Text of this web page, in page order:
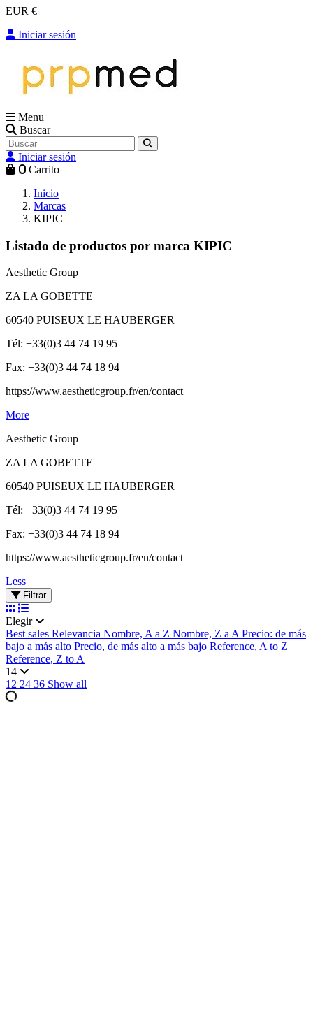
EUR €
Iniciar sesión
Menu
Buscar
Iniciar sesión
0 Carrito
Inicio
Marcas
KIPIC
Listado de productos por marca KIPIC
Aesthetic Group
ZA LA GOBETTE
60540 PUISEUX LE HAUBERGER
Tél: +33(0)3 44 74 19 95
Fax: +33(0)3 44 74 18 94
https://www.aestheticgroup.fr/en/contact
More
Aesthetic Group
ZA LA GOBETTE
60540 PUISEUX LE HAUBERGER
Tél: +33(0)3 44 74 19 95
Fax: +33(0)3 44 74 18 94
https://www.aestheticgroup.fr/en/contact
Less
Filtrar
Elegir
Best sales Relevancia Nombre, A a Z Nombre, Z a APrecio: de más
bajo a más alto Precio, de más alto a más bajo Reference, A to Z
Reference, Z to A
14
12 24 36 Show all